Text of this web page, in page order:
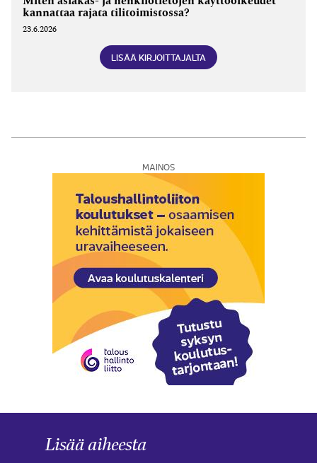
kannattaa rajata tilitoimistossa?
23.6.2026
LISÄÄ KIRJOITTAJALTA
MAINOS
Lisää aiheesta